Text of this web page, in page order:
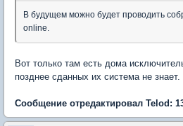
В будущем можно будет проводить
online.
Вот только там есть дома
позднее сданных их система не знает.
Сообщение отредактировал Telod: